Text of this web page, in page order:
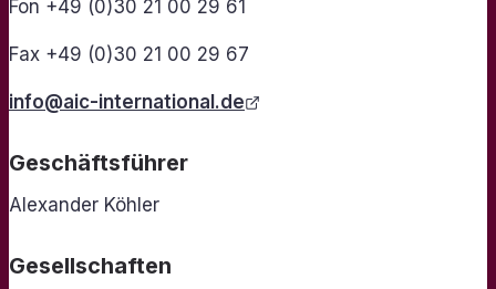
Fon +49 (0)30 21 00 29 61
Fax +49 (0)30 21 00 29 67
info@aic-international.de
Geschäftsführer
Alexander Köhler
Gesellschaften